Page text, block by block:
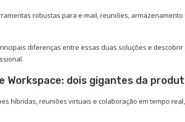
robustas para e-mail, reuniões, armazenamento
diferenças entre essas duas soluções e
Workspace: dois gigantes da
híbridas, reuniões virtuais e colaboração em tempo